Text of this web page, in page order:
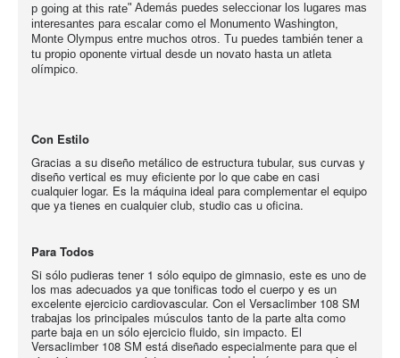
p going at this rate" Además puedes seleccionar los lugares mas
interesantes para escalar como el Monumento Washington,
Monte Olympus entre muchos otros. Tu puedes también tener a
tu propio oponente virtual desde un novato hasta un atleta
olímpico.
Con Estilo
Gracias a su diseño metálico de estructura tubular, sus curvas y
diseño vertical es muy eficiente por lo que cabe en casi
cualquier logar. Es la máquina ideal para complementar el equipo
que ya tienes en cualquier club, studio cas u oficina.
Para Todos
Si sólo pudieras tener 1 sólo equipo de gimnasio, este es uno de
los mas adecuados ya que tonificas todo el cuerpo y es un
excelente ejercicio cardiovascular. Con el Versaclimber 108 SM
trabajas los principales músculos tanto de la parte alta como
parte baja en un sólo ejercicio fluido, sin impacto. El
Versaclimber 108 SM está diseñado especialmente para que el